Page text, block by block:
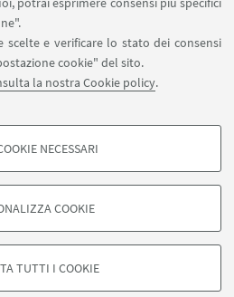
scelte e verificare lo stato dei consensi
cookie" del sito.
la nostra Cookie policy.
- FACOLTATIVI
al loro comportamento sul sito, per analisi
NECESSARI
COOKIE
TUTTI I COOKIE
APP:
STUDIORUM - Università di
Bologna - PI: 01131710376 - CF:
sul sito e accessibilità
Cookie